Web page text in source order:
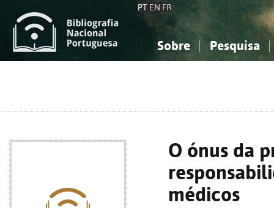
PT EN FR
Sobre Pesquisa
O ónus da
médicos